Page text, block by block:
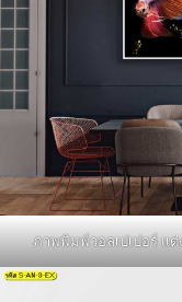
ภาพพิมพ์วอลเปเปอร์ แ